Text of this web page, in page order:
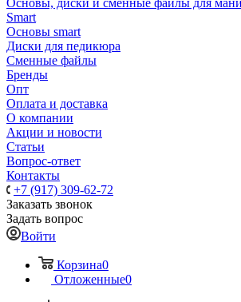
Основы, диски и сменные файлы для
Smart
Основы smart
Диски для педикюра
Сменные файлы
Бренды
Опт
Оплата и доставка
О компании
Акции и новости
Статьи
Вопрос-ответ
Контакты
+7 (917) 309-62-72
Заказать звонок
Задать вопрос
Войти
Корзина0
Отложенные0